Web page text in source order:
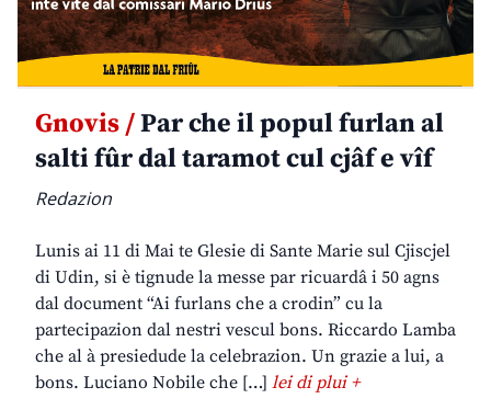
Gnovis /Par che il popul furlan al
salti fûr dal taramot cul cjâf e vîf
Redazion
Lunis ai 11 di Mai te Glesie di Sante Marie sul Cjiscjel
di Udin, si è tignude la messe par ricuardâ i 50 agns
dal document “Ai furlans che a crodin” cu la
partecipazion dal nestri vescul bons. Riccardo Lamba
che al à presiedude la celebrazion. Un grazie a lui, a
bons. Luciano Nobile che […] lei di plui +